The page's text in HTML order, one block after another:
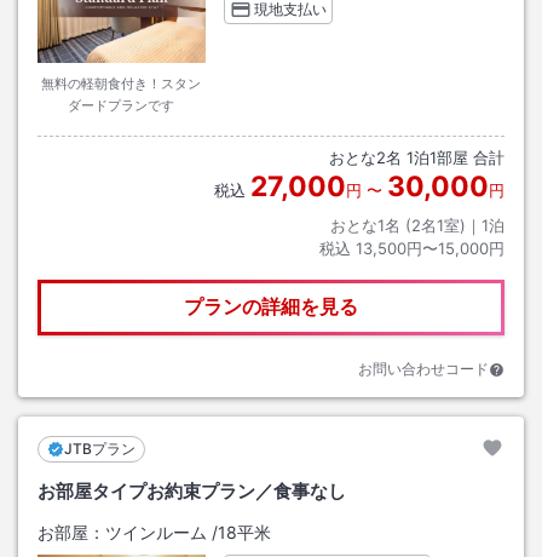
無料の軽朝食付き！スタン
ダードプランです
現地支払い
おとな2名 1泊1部屋 合計
税込 27,000円 〜 30,000円
おとな1名 (2名1室)｜ 1泊
税込 13,500円〜15,000円
プランの詳細を見る
お問い合わせコード
JTBプラン
お部屋タイプお約束プラン／食事なし
お部屋： ツインルーム /18平米